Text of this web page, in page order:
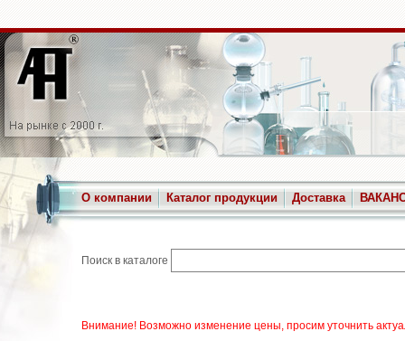
О компании Каталог продукции Доставка
Поиск в каталоге
Внимание! Возможно изменение цены, просим уточнить